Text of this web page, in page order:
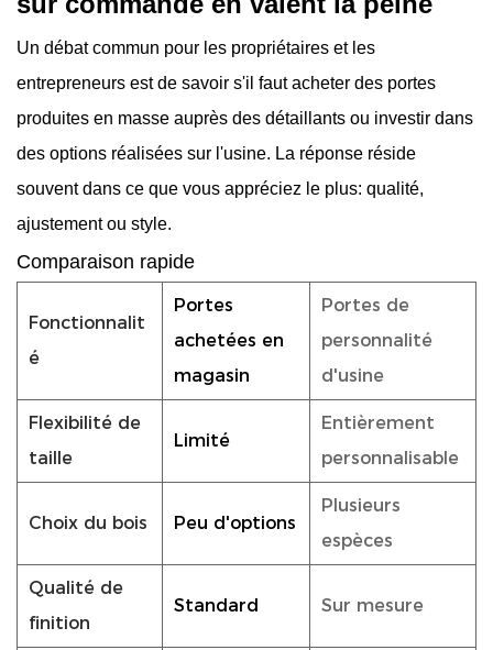
Un débat commun pour les propriétaires et les
entrepreneurs est de savoir s'il faut acheter des portes
produites en masse auprès des détaillants ou investir dans
des options réalisées sur l'usine. La réponse réside
souvent dans ce que vous appréciez le plus: qualité,
ajustement ou style.
Comparaison rapide
Fonctionnalit
é
Portes
achetées en
magasin
Portes de
personnalité
d'usine
Flexibilité de
taille
Limité
Entièrement
personnalisable
Choix du bois Peu d'options
Plusieurs
espèces
Qualité de
finition
Standard Sur mesure